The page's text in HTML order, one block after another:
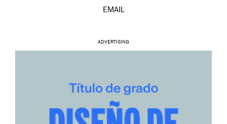
EMAIL
ADVERTISING